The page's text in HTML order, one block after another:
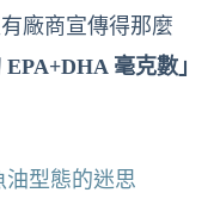
廠商宣傳得那麼
毫克數」
油型態的迷思